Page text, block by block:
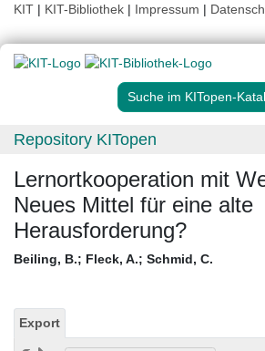
KIT | KIT-Bibliothek | Impressum |
Suche im KITopen-
Repository KITopen
Lernortkooperation mit
Neues Mittel für eine alte
Herausforderung?
Beiling, B.; Fleck, A.; Schmid, C.
Export